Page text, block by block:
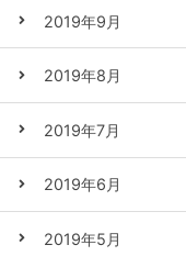
2019年9月
2019年8月
2019年7月
2019年6月
2019年5月